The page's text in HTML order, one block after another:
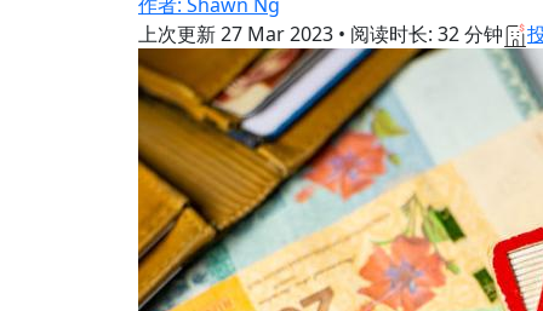
上次更新27 Mar 2023 • 阅读时长: 32 分钟